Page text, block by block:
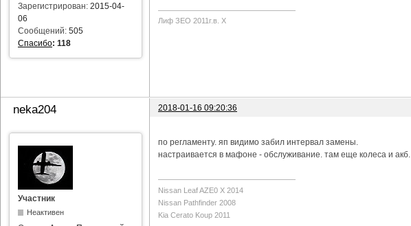
Зарегистрирован: 2015-04-
06
Сообщений: 505
Спасибо: 118
Лиф ЗЕО 2011г.в. Х
neka204 2018-01-16 09:20:36
Участник
Неактивен
по регламенту. яп видимо забил интервал замены.
настраивается в мафоне - обслуживание. там еще колеса и акб.
Nissan Leaf AZE0 X 2014
Nissan Pathfinder 2008
Kia Cerato Koup 2011